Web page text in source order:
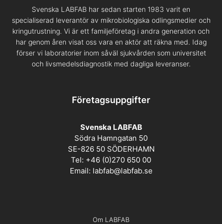
Svenska LABFAB har sedan starten 1983 varit en
specialiserad leverantör av mikrobiologiska odlingsmedier och
kringutrustning. Vi är ett familjeföretag i andra generation och
har genom åren visat oss vara en aktör att räkna med. Idag
förser vi laboratorier inom såväl sjukvården som universitet
och livsmedelsdiagnostik med dagliga leveranser.
Företagsuppgifter
Svenska LABFAB
Södra Hamngatan 50
SE-826 50 SÖDERHAMN
Tel: +46 (0)270 650 00
Email: labfab@labfab.se
Om LABFAB